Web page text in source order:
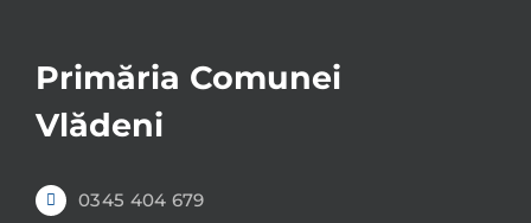
Primăria Comunei
Vlădeni
0345 404 679